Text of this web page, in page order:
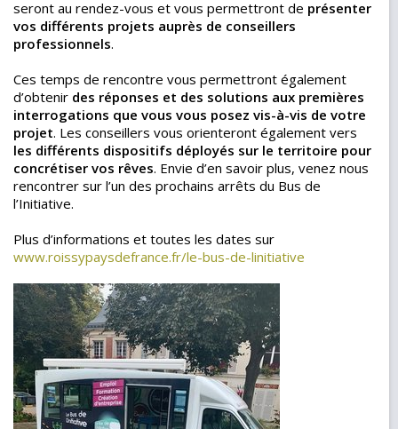
seront au rendez-vous et vous permettront de présenter
vos différents projets auprès de conseillers
professionnels.
Ces temps de rencontre vous permettront également
d’obtenir des réponses et des solutions aux premières
interrogations que vous vous posez vis-à-vis de votre
projet. Les conseillers vous orienteront également vers
les différents dispositifs déployés sur le territoire pour
concrétiser vos rêves. Envie d’en savoir plus, venez nous
rencontrer sur l’un des prochains arrêts du Bus de
l’Initiative.
Plus d’informations et toutes les dates sur
www.roissypaysdefrance.fr/le-bus-de-linitiative